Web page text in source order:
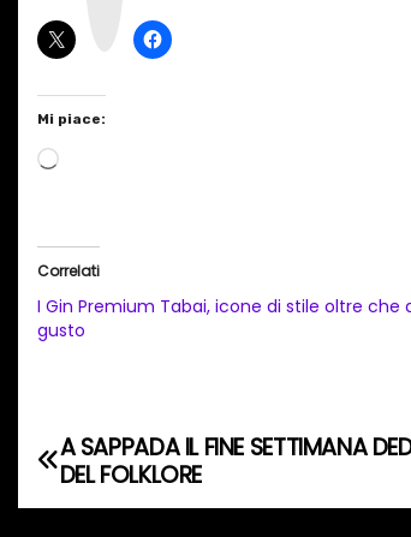
Mi piace:
C
a
t
Correlati
I Gin Premium Tabai, icone di stile oltre che
gusto
N
a
A SAPPADA IL FINE SETTIMANA
DEL FOLKLORE